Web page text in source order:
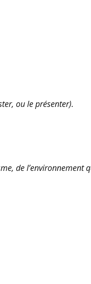
ou le présenter).
de